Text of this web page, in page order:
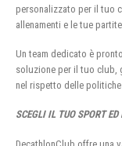
personalizzato per il tuo
allenamenti e le tue partite.
Un team dedicato è
soluzione per il tuo club,
nel rispetto delle politiche
SCEGLI IL TUO SPORT